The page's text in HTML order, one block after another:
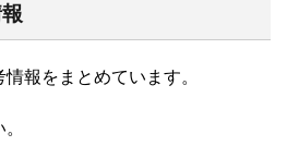
報をまとめています。